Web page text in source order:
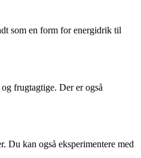
som en form for energidrik til
frugtagtige. Der er også
Du kan også eksperimentere med